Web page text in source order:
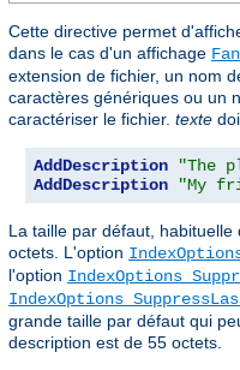
Cette directive permet
dans le cas d'un affichage
extension de fichier, un nom
caractères génériques ou un
caractériser le fichier. texte
AddDescription "The
AddDescription
"My
La taille par défaut,
octets. L'option
l'option IndexOptions
IndexOptions
grande taille par défaut qui
description est de 55 octets.